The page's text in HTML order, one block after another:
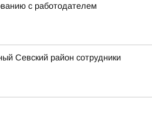
с работодателем
Севский район сотрудники